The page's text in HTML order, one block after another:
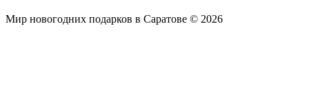
Мир новогодних подарков в Саратове © 2026